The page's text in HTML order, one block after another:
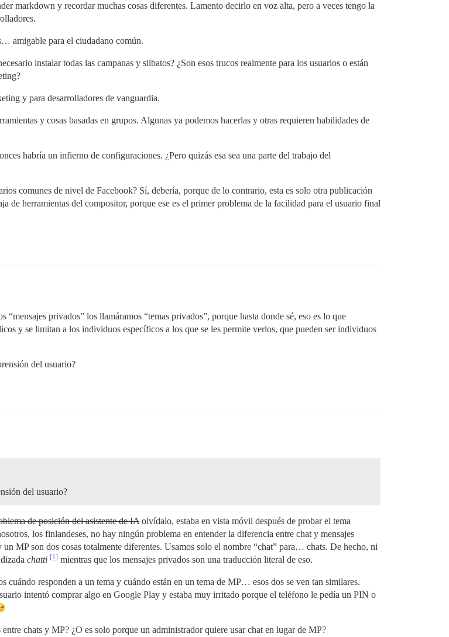
markdown y recordar muchas cosas diferentes. Lamento decirlo en voz alta, pero a veces tengo la
amigable para el ciudadano común.
instalar todas las campanas y silbatos? ¿Son esos trucos realmente para los usuarios o están
y para desarrolladores de vanguardia.
y cosas basadas en grupos. Algunas ya podemos hacerlas y otras requieren habilidades de
habría un infierno de configuraciones. ¿Pero quizás esa sea una parte del trabajo del
comunes de nivel de Facebook? Sí, debería, porque de lo contrario, esta es solo otra publicación
de herramientas del compositor, porque ese es el primer problema de la facilidad para el usuario final
privados” los llamáramos “temas privados”, porque hasta donde sé, eso es lo que
y se limitan a los individuos específicos a los que se les permite verlos, que pueden ser individuos
del usuario?
del usuario?
de posición del asistente de IA olvídalo, estaba en vista móvil después de probar el tema
los finlandeses, no hay ningún problema en entender la diferencia entre chat y mensajes
MP son dos cosas totalmente diferentes. Usamos solo el nombre “chat” para… chats. De hecho, ni
chatti [1] mientras que los mensajes privados son una traducción literal de eso.
cuándo responden a un tema y cuándo están en un tema de MP… esos dos se ven tan similares.
intentó comprar algo en Google Play y estaba muy irritado porque el teléfono le pedía un PIN o
chats y MP? ¿O es solo porque un administrador quiere usar chat en lugar de MP?